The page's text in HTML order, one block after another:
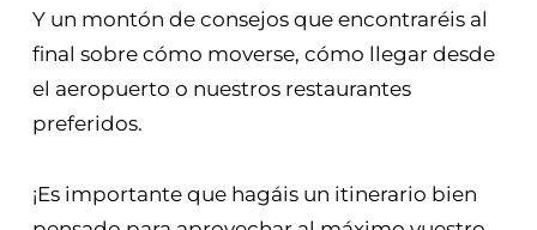
Y un montón de consejos que encontraréis al
final sobre cómo moverse, cómo llegar desde
el aeropuerto o nuestros restaurantes
preferidos.
¡Es importante que hagáis un itinerario bien